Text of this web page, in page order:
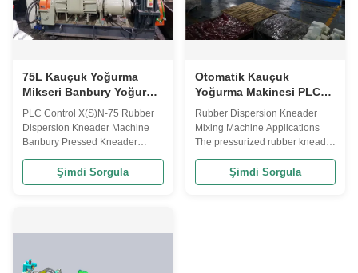
75L Kauçuk Yoğurma
Mikseri Banbury Yoğurma
Dispersiyon Yoğurma
Makinesi
PLC Control X(S)N-75 Rubber
Dispersion Kneader Machine
Banbury Pressed Kneader
Applications The pressurized
rubber kneader machine is
engineered for use in rubber
open kneader. ...
Şimdi Sorgula
Otomatik Kauçuk
Yoğurma Makinesi PLC
Kontrol Yoğurma Kauçuk
Karıştırıcı 125L
Rubber Dispersion Kneader
Mixing Machine Applications
The pressurized rubber kneader
machine is engineered for use
in rubber and rubber product
factories. According to the
Şimdi Sorgula